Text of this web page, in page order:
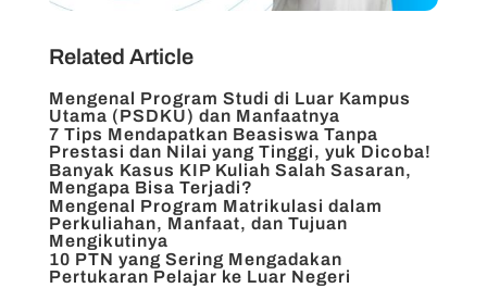
Related Article
Mengenal Program Studi di Luar Kampus
Utama (PSDKU) dan Manfaatnya
7 Tips Mendapatkan Beasiswa Tanpa
Prestasi dan Nilai yang Tinggi, yuk Dicoba!
Banyak Kasus KIP Kuliah Salah Sasaran,
Mengapa Bisa Terjadi?
Mengenal Program Matrikulasi dalam
Perkuliahan, Manfaat, dan Tujuan
Mengikutinya
10 PTN yang Sering Mengadakan
Pertukaran Pelajar ke Luar Negeri